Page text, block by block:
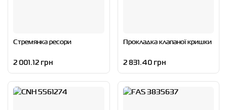
Стремянка ресори
2 001.12 грн
Прокладка клапаної кришки
2 831.40 грн